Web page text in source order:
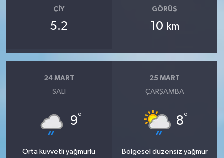
ÇIY
5.2
GÖRÜŞ
10 km
24 MART
SALI
9°
Orta kuvvetli yağmurlu
25 MART
ÇARŞAMBA
8°
Bölgesel düzensiz yağmur